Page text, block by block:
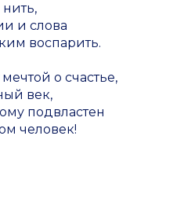
нить,
и слова
воспарить.
о счастье,
век,
подвластен
человек!